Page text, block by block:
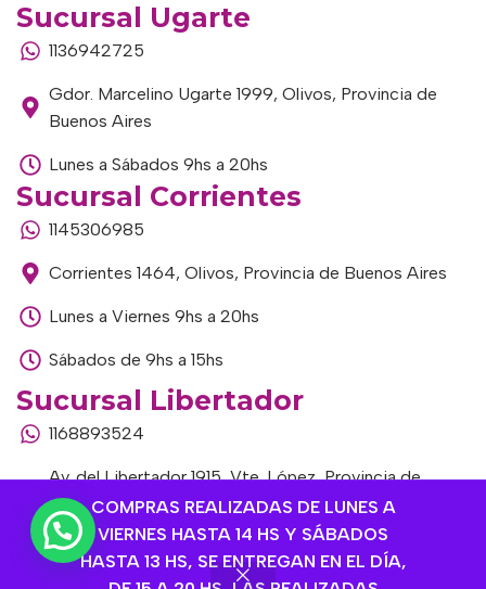
COMPRAS REALIZADAS DE LUNES A
VIERNES HASTA 14 HS Y SÁBADOS
HASTA 13 HS, SE ENTREGAN EN EL DÍA,
Sucursal Ugarte
1136942725
Gdor. Marcelino Ugarte 1999, Olivos, Provincia de
Buenos Aires
Lunes a Sábados 9hs a 20hs
Sucursal Corrientes
1145306985
Corrientes 1464, Olivos, Provincia de Buenos Aires
Lunes a Viernes 9hs a 20hs
Sábados de 9hs a 15hs
Sucursal Libertador
1168893524
Av. del Libertador 1915, Vte. López, Provincia de
Buenos Aires
Lunes a Viernes de 9hs a 13hs / 16hs a 20hs